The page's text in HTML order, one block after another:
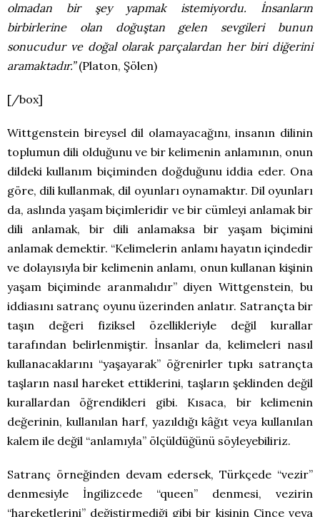
olmadan bir şey yapmak istemiyordu. İnsanların
birbirlerine olan doğuştan gelen sevgileri bunun
sonucudur ve doğal olarak parçalardan her biri diğerini
aramaktadır.”(Platon, Şölen)
[/box]
Wittgenstein bireysel dil olamayacağını, insanın dilinin
toplumun dili olduğunu ve bir kelimenin anlamının, onun
dildeki kullanım biçiminden doğduğunu iddia eder. Ona
göre, dili kullanmak, dil oyunları oynamaktır. Dil oyunları
da, aslında yaşam biçimleridir ve bir cümleyi anlamak bir
dili anlamak, bir dili anlamaksa bir yaşam biçimini
anlamak demektir. “Kelimelerin anlamı hayatın içindedir
ve dolayısıyla bir kelimenin anlamı, onun kullanan kişinin
yaşam biçiminde aranmalıdır” diyen Wittgenstein, bu
iddiasını satranç oyunu üzerinden anlatır. Satrançta bir
taşın değeri fiziksel özellikleriyle değil kurallar
tarafından belirlenmiştir. İnsanlar da, kelimeleri nasıl
kullanacaklarını “yaşayarak” öğrenirler tıpkı satrançta
taşların nasıl hareket ettiklerini, taşların şeklinden değil
kurallardan öğrendikleri gibi. Kısaca, bir kelimenin
değerinin, kullanılan harf, yazıldığı kâğıt veya kullanılan
kalem ile değil “anlamıyla” ölçüldüğünü söyleyebiliriz.
Satranç örneğinden devam edersek, Türkçede “vezir”
denmesiyle İngilizcede “queen” denmesi, vezirin
“hareketlerini” değiştirmediği gibi bir kişinin Çince veya